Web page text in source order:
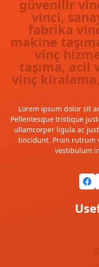
güvenilir
vinci,
fabrika
makine
vinç
taşıma, acil
vinç
Lorem ipsum dolor sit
Pellentesque tristique
ullamcorper ligula ac
tincidunt. Proin rutrum
vestibulum
Facebook